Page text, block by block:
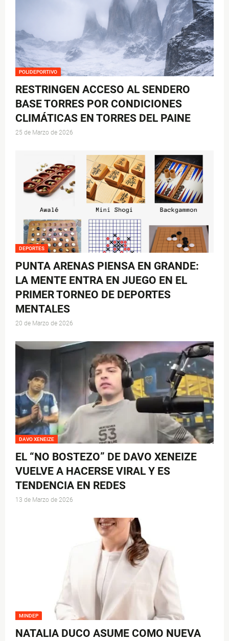
POLIDEPORTIVO
RESTRINGEN ACCESO AL SENDERO
BASE TORRES POR CONDICIONES
CLIMÁTICAS EN TORRES DEL PAINE
25 de Marzo de 2026
DEPORTES
PUNTA ARENAS PIENSA EN GRANDE:
LA MENTE ENTRA EN JUEGO EN EL
PRIMER TORNEO DE DEPORTES
MENTALES
20 de Marzo de 2026
DAVO XENEIZE
EL “NO BOSTEZO” DE DAVO XENEIZE
VUELVE A HACERSE VIRAL Y ES
TENDENCIA EN REDES
13 de Marzo de 2026
MINDEP
NATALIA DUCO ASUME COMO NUEVA